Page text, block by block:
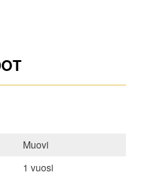
Muovi
1 vuosi